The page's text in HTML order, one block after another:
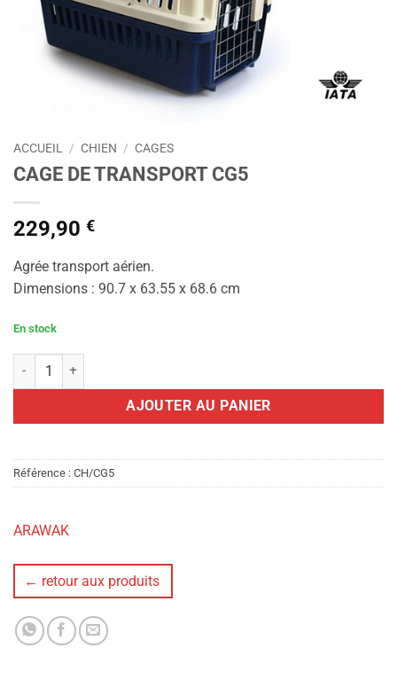
ACCUEIL / CHIEN / CAGES
CAGE DE TRANSPORT CG5
229,90 €
Agrée transport aérien.
Dimensions : 90.7 x 63.55 x 68.6 cm
En stock
quantité de CAGE DE TRANSPORT CG5
AJOUTER AU PANIER
Référence : CH/CG5
ARAWAK
← retour aux produits